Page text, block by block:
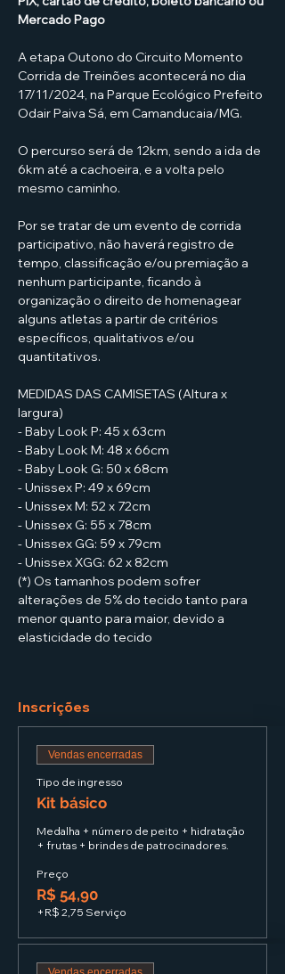
Mercado Pago
A etapa Outono do Circuito Momento
Corrida de Treinões acontecerá no dia
17/11/2024, na Parque Ecológico Prefeito
Odair Paiva Sá, em Camanducaia/MG.
O percurso será de 12km, sendo a ida de
6km até a cachoeira, e a volta pelo
mesmo caminho.
Por se tratar de um evento de corrida
participativo, não haverá registro de
tempo, classificação e/ou premiação a
nenhum participante, ficando à
organização o direito de homenagear
alguns atletas a partir de critérios
específicos, qualitativos e/ou
quantitativos.
MEDIDAS DAS CAMISETAS (Altura x
largura)
- Baby Look P: 45 x 63cm
- Baby Look M: 48 x 66cm
- Baby Look G: 50 x 68cm
- Unissex P: 49 x 69cm
- Unissex M: 52 x 72cm
- Unissex G: 55 x 78cm
- Unissex GG: 59 x 79cm
- Unissex XGG: 62 x 82cm
(*) Os tamanhos podem sofrer
alterações de 5% do tecido tanto para
menor quanto para maior, devido a
elasticidade do tecido
Inscrições
Vendas encerradas
Tipo de ingresso
Kit básico
Medalha + número de peito + hidratação
+ frutas + brindes de patrocinadores.
Preço
R$ 54,90
+R$ 2,75 Serviço